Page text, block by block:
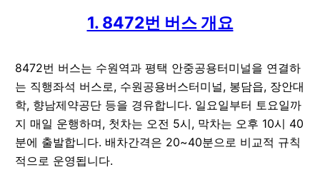
1. 8472번 버스 개요
8472번 버스는 수원역과 평택 안중공용터미널을 연결하
는 직행좌석 버스로, 수원공용버스터미널, 봉담읍, 장안대
학, 향남제약공단 등을 경유합니다. 일요일부터 토요일까
지 매일 운행하며, 첫차는 오전 5시, 막차는 오후 10시 40
분에 출발합니다. 배차간격은 20~40분으로 비교적 규칙
적으로 운영됩니다.